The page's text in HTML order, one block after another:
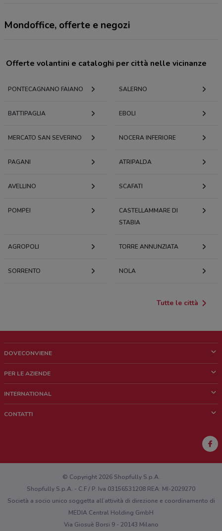
Mondoffice, offerte e negozi
Offerte volantini e cataloghi per città nelle vicinanze
PONTECAGNANO FAIANO SALERNO
BATTIPAGLIA EBOLI
MERCATO SAN SEVERINO NOCERA INFERIORE
PAGANI ATRIPALDA
AVELLINO SCAFATI
POMPEI
CASTELLAMMARE DI
STABIA
AGROPOLI TORRE ANNUNZIATA
SORRENTO NOLA
Tutte le città
DOVECONVIENE
Chi siamo
Lavora con noi
PER LE AZIENDE
Richieste commerciali e marketing
INTERNATIONAL
CONTATTI
Hai un malfunzionamento sul web o sull'app?
© Copyright 2026 Shopfully S.p.A.
Shopfully S.p.A. - C.F / P. Iva 03156531208 REA: MI-2029270
Società a socio unico soggetta all’attività di direzione e coordinamento di
MEDIA Central Holding GmbH
Via Giosuè Borsi 9 - 20143 Milano